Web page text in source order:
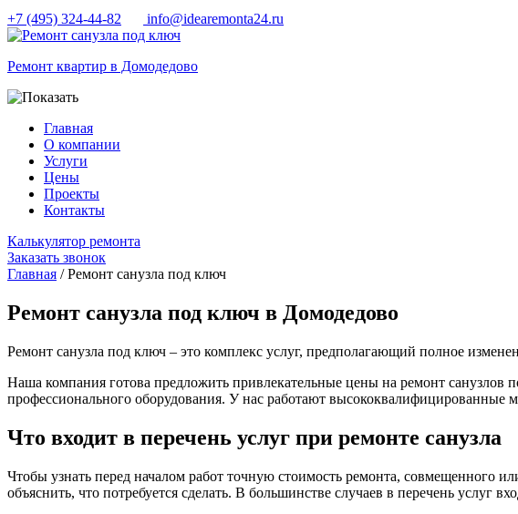
+7 (495) 324-44-82 info@idearemonta24.ru
Ремонт квартир в Домодедово
Главная
О компании
Услуги
Цены
Проекты
Контакты
Калькулятор ремонта
Заказать звонок
Главная / Ремонт санузла под ключ
Ремонт санузла под ключ в Домодедово
Ремонт санузла под ключ – это комплекс услуг, предполагающий полное
Наша компания готова предложить привлекательные цены на ремонт
профессионального оборудования. У нас работают высококвалифицированные
Что входит в перечень услуг при ремонте санузла
Чтобы узнать перед началом работ точную стоимость ремонта, совмещенного
объяснить, что потребуется сделать. В большинстве случаев в перечень услуг